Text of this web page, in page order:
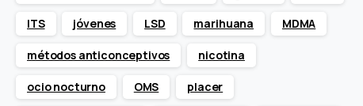
ITS jóvenes LSD marihuana MDMA
métodos anticonceptivos nicotina
ocio nocturno OMS placer